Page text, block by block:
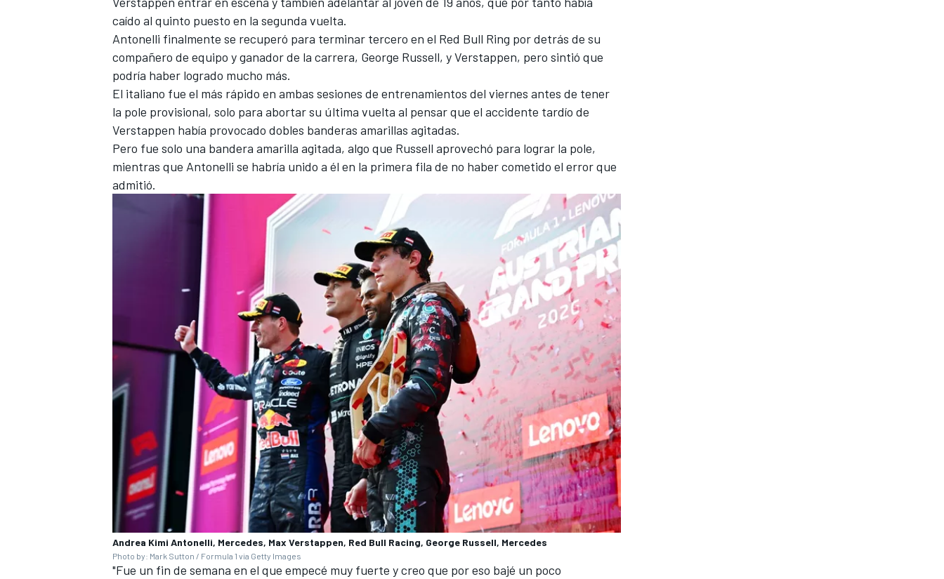
WRC
caído al quinto puesto en la segunda vuelta.
Antonelli finalmente se recuperó para terminar tercero en el Red Bull Ring por detrás de su
compañero de equipo y ganador de la carrera, George Russell, y Verstappen, pero sintió que
podría haber logrado mucho más.
El italiano fue el más rápido en ambas sesiones de entrenamientos del viernes antes de tener
la pole provisional, solo para abortar su última vuelta al pensar que el accidente tardío de
Verstappen había provocado dobles banderas amarillas agitadas.
Pero fue solo una bandera amarilla agitada, algo que Russell aprovechó para lograr la pole,
mientras que Antonelli se habría unido a él en la primera fila de no haber cometido el error que
admitió.
Andrea Kimi Antonelli, Mercedes, Max Verstappen, Red Bull Racing, George Russell, Mercedes
Photo by: Mark Sutton / Formula 1 via Getty Images
"Fue un fin de semana en el que empecé muy fuerte y creo que por eso bajé un poco